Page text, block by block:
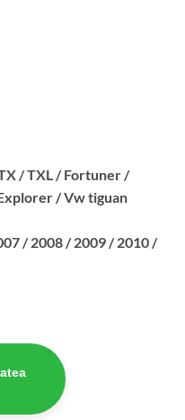
/ TXL / Fortuner /
/ Vw tiguan
/ 2008 / 2009 / 2010 /